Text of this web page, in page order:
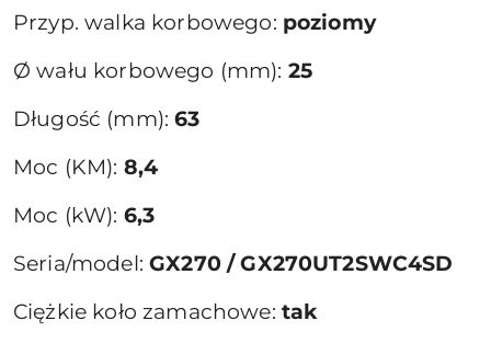
Przyp. walka korbowego: poziomy
Ø wału korbowego (mm): 25
Długość (mm):63
Moc (KM): 8,4
Moc (kW): 6,3
Seria/model:GX270 / GX270UT2SWC4SD
Ciężkie koło zamachowe: tak